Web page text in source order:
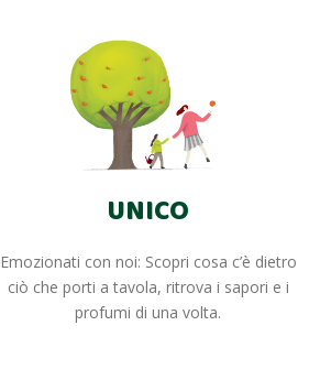
UNICO
Emozionati con noi: Scopri cosa c’è dietro
ciò che porti a tavola, ritrova i sapori e i
profumi di una volta.